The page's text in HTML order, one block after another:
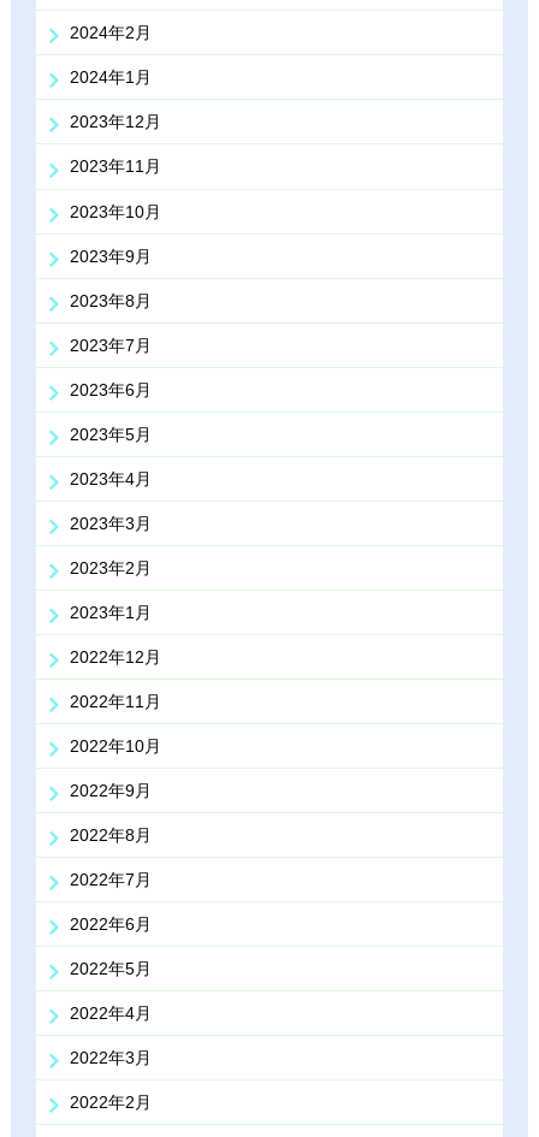
2024年2月
2024年1月
2023年12月
2023年11月
2023年10月
2023年9月
2023年8月
2023年7月
2023年6月
2023年5月
2023年4月
2023年3月
2023年2月
2023年1月
2022年12月
2022年11月
2022年10月
2022年9月
2022年8月
2022年7月
2022年6月
2022年5月
2022年4月
2022年3月
2022年2月